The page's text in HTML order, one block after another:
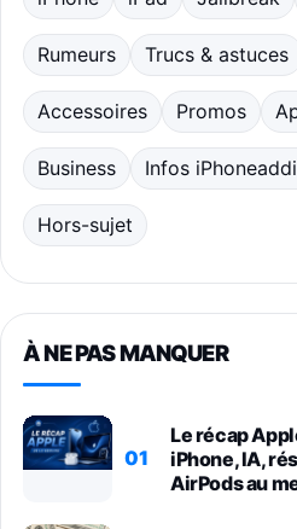
Rumeurs Trucs & astuces
Accessoires Promos
Business Infos
Hors-sujet
À NE PAS MANQUER
01
Le récap
iPhone, IA,
AirPods au